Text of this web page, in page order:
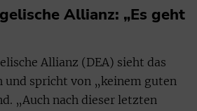
Allianz: „Es geht
Allianz (DEA) sieht das
und spricht von „keinem guten
„Auch nach dieser letzten